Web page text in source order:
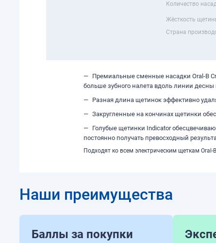
Количество
Жёсткость
Страна
Премиальные сменные насадки Oral-B
больше зубного налета вдоль линии
Разная длина щетинок эффективно
Закругленные на кончинах щетинки
Голубые щетинки Indicator
постоянно получать превосходный
Подходят ко всем электрическим щеткам Oral-
Наши преимущества
Баллы за покупки